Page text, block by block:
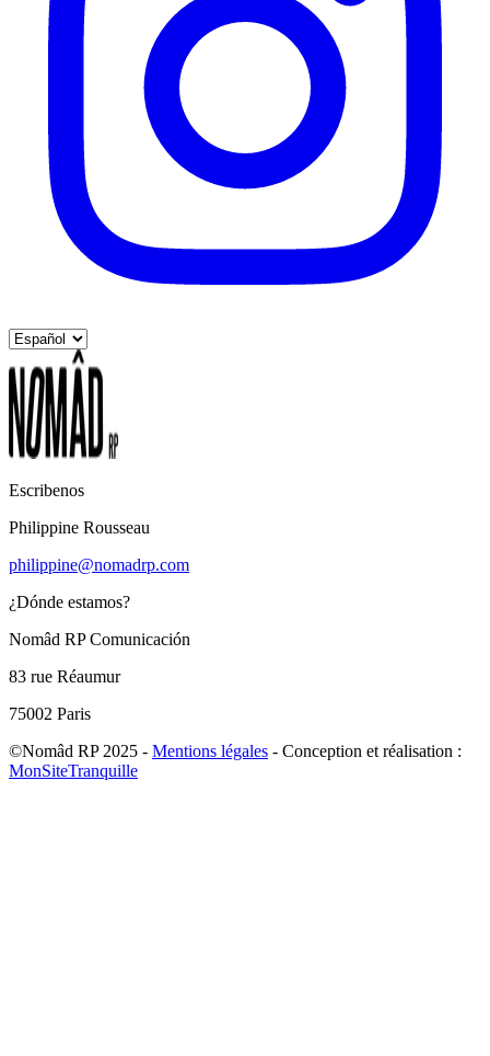
Escribenos
Philippine Rousseau
philippine@nomadrp.com
¿Dónde estamos?
Nomâd RP Comunicación
83 rue Réaumur
75002 Paris
©Nomâd RP 2025 - Mentions légales - Conception et réalisation :
MonSiteTranquille